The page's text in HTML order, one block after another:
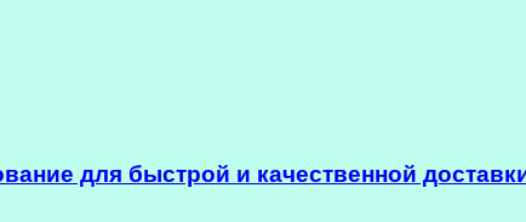
для быстрой и качественной